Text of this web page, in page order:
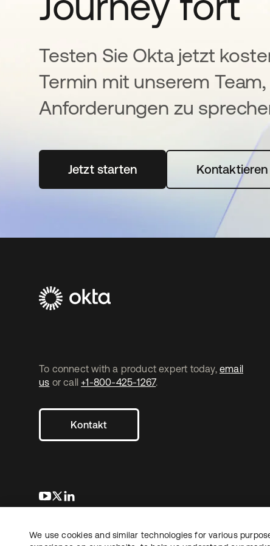
Testen Sie Okta jetzt
Termin mit unserem
Anforderungen zu
Jetzt startenwird in einer neuenKontaktieren
To connect with a product expert today, email
us or call +1-800-425-1267.
Kontakt
wird in einer neuen Registerkarte geöffnet
wird in einer neuen Registerkarte geöffnet
Recht
Copyright © 2026 Okta. Alle Rechte vorbehalten.
We use cookies and similar technologies for various